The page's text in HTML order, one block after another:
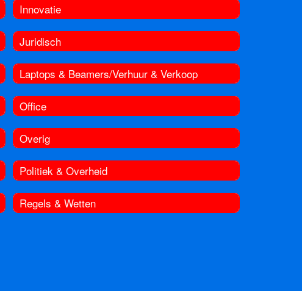
Innovatie
Juridisch
Laptops & Beamers/Verhuur & Verkoop
Office
Overig
Politiek & Overheid
Regels & Wetten